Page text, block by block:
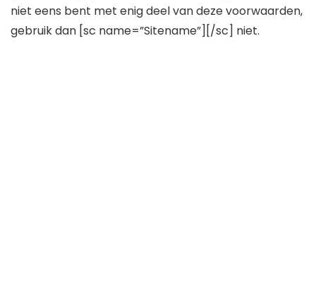
niet eens bent met enig deel van deze voorwaarden,
gebruik dan [sc name=”Sitename”][/sc] niet.